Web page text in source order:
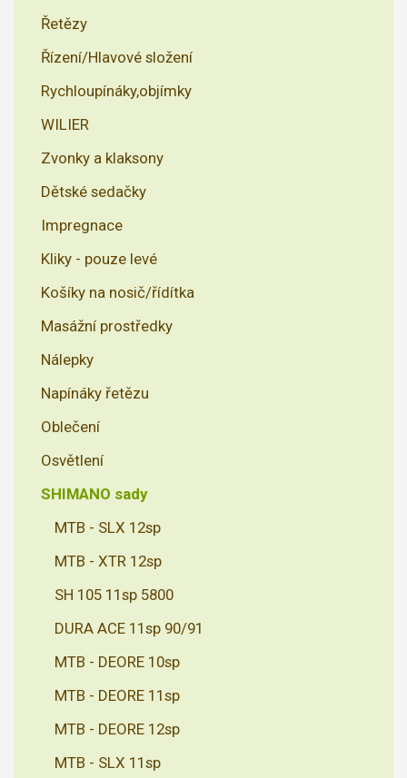
Řetězy
Řízení/Hlavové složení
Rychloupínáky,objímky
WILIER
Zvonky a klaksony
Dětské sedačky
Impregnace
Kliky - pouze levé
Košíky na nosič/řídítka
Masážní prostředky
Nálepky
Napínáky řetězu
Oblečení
Osvětlení
SHIMANO sady
MTB - SLX 12sp
MTB - XTR 12sp
SH 105 11sp 5800
DURA ACE 11sp 90/91
MTB - DEORE 10sp
MTB - DEORE 11sp
MTB - DEORE 12sp
MTB - SLX 11sp